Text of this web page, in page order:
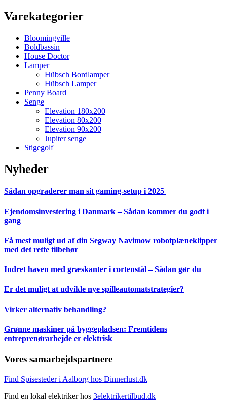
Varekategorier
Bloomingville
Boldbassin
House Doctor
Lamper
Hübsch Bordlamper
Hübsch Lamper
Penny Board
Senge
Elevation 180x200
Elevation 80x200
Elevation 90x200
Jupiter senge
Stigegolf
Nyheder
Sådan opgraderer man sit gaming-setup i 2025
Ejendomsinvestering i Danmark – Sådan kommer du godt i
gang
Få mest muligt ud af din Segway Navimow robotplæneklipper
med det rette tilbehør
Indret haven med græskanter i cortenstål – Sådan gør du
Er det muligt at udvikle nye spilleautomatstrategier?
Virker alternativ behandling?
Grønne maskiner på byggepladsen: Fremtidens
entreprenørarbejde er elektrisk
Vores samarbejdspartnere
Find Spisesteder i Aalborg hos Dinnerlust.dk
Find en lokal elektriker hos 3elektrikertilbud.dk